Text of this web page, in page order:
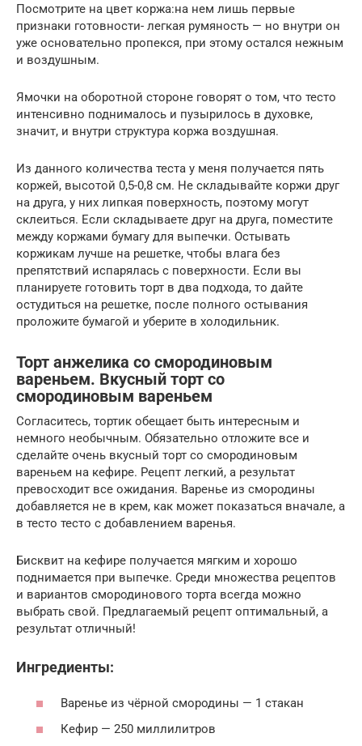
Посмотрите на цвет коржа:на нем лишь первые
признаки готовности- легкая румяность — но внутри он
уже основательно пропекся, при этому остался нежным
и воздушным.
Ямочки на оборотной стороне говорят о том, что тесто
интенсивно поднималось и пузырилось в духовке,
значит, и внутри структура коржа воздушная.
Из данного количества теста у меня получается пять
коржей, высотой 0,5-0,8 см. Не складывайте коржи друг
на друга, у них липкая поверхность, поэтому могут
склеиться. Если складываете друг на друга, поместите
между коржами бумагу для выпечки. Остывать
коржикам лучше на решетке, чтобы влага без
препятствий испарялась с поверхности. Если вы
планируете готовить торт в два подхода, то дайте
остудиться на решетке, после полного остывания
проложите бумагой и уберите в холодильник.
Торт анжелика со смородиновым
вареньем. Вкусный торт со
смородиновым вареньем
Согласитесь, тортик обещает быть интересным и
немного необычным. Обязательно отложите все и
сделайте очень вкусный торт со смородиновым
вареньем на кефире. Рецепт легкий, а результат
превосходит все ожидания. Варенье из смородины
добавляется не в крем, как может показаться вначале, а
в тесто тесто с добавлением варенья.
Бисквит на кефире получается мягким и хорошо
поднимается при выпечке. Среди множества рецептов
и вариантов смородинового торта всегда можно
выбрать свой. Предлагаемый рецепт оптимальный, а
результат отличный!
Ингредиенты:
Варенье из чёрной смородины — 1 стакан
Кефир — 250 миллилитров